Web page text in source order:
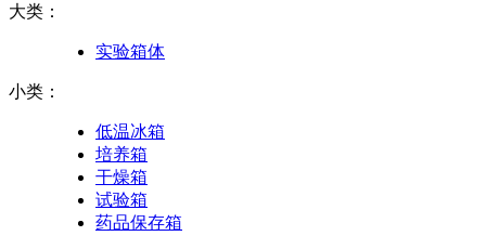
大类：
实验箱体
小类：
低温冰箱
培养箱
干燥箱
试验箱
药品保存箱